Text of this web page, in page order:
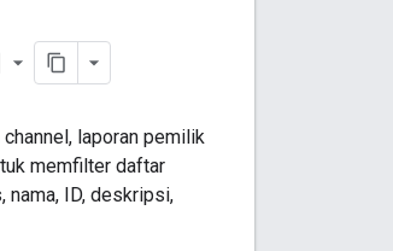
laporan pemilik
memfilter daftar
nama, ID, deskripsi,